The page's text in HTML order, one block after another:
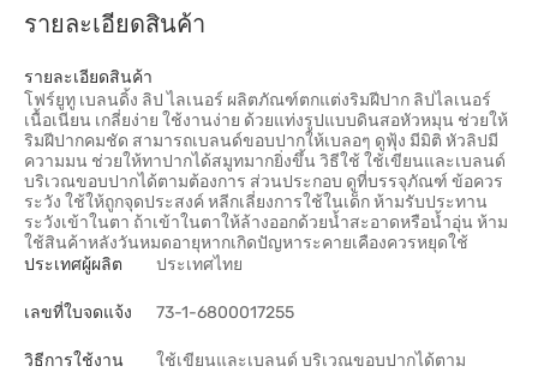
รายละเอียดสินค้า
รายละเอียดสินค้า
โฟร์ยูทู เบลนดิ้ง ลิป ไลเนอร์ ผลิตภัณฑ์ตกแต่งริมฝีปาก ลิปไลเนอร์
เนื้อเนียน เกลี่ยง่าย ใช้งานง่าย ด้วยแท่งรูปแบบดินสอหัวหมุน ช่วยให้
ริมฝีปากคมชัด สามารถเบลนด์ขอบปากให้เบลอๆ ดูฟุ้ง มีมิติ หัวลิปมี
ความมน ช่วยให้ทาปากได้สมูทมากยิ่งขึ้น วิธีใช้ ใช้เขียนและเบลนด์
บริเวณขอบปากได้ตามต้องการ ส่วนประกอบ ดูที่บรรจุภัณฑ์ ข้อควร
ระวัง ใช้ให้ถูกจุดประสงค์ หลีกเลี่ยงการใช้ในเด็ก ห้ามรับประทาน
ระวังเข้าในตา ถ้าเข้าในตาให้ล้างออกด้วยน้ำสะอาดหรือน้ำอุ่น ห้าม
ใช้สินค้าหลังวันหมดอายุหากเกิดปัญหาระคายเคืองควรหยุดใช้
ประเทศผู้ผลิต
ประเทศไทย
เลขที่ใบจดแจ้ง 73-1-6800017255
วิธีการใช้งาน
ใช้เขียนและเบลนด์ บริเวณขอบปากได้ตาม